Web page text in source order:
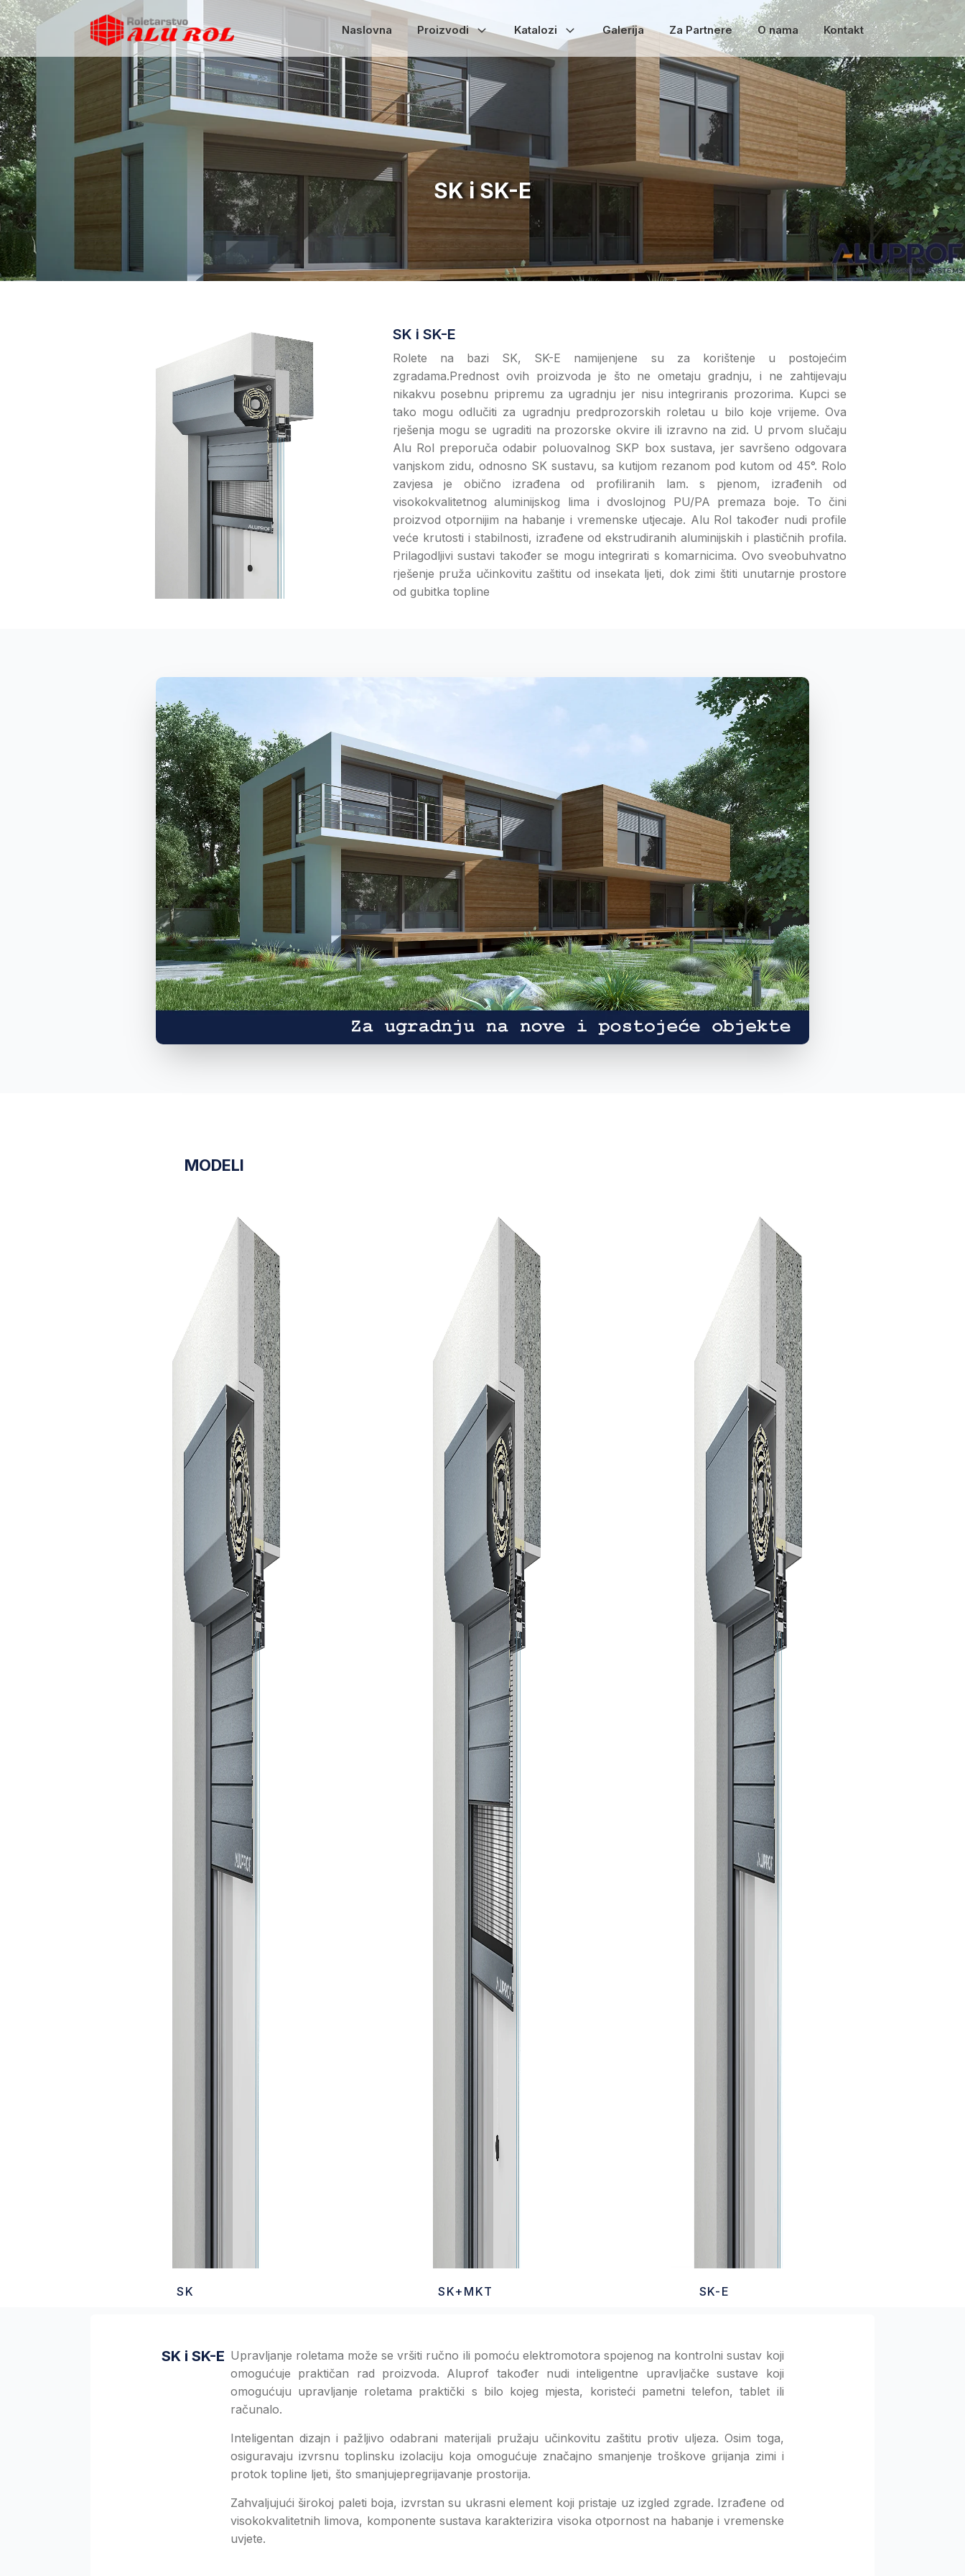
Naslovna Proizvodi Katalozi Galerija Za Partnere O nama Kontakt
SK i SK-E
SK i SK-E
Rolete na bazi SK, SK-E namijenjene su za korištenje u postojećim
zgradama.Prednost ovih proizvoda je što ne ometaju gradnju, i ne zahtijevaju
nikakvu posebnu pripremu za ugradnju jer nisu integriranis prozorima. Kupci se
tako mogu odlučiti za ugradnju predprozorskih roletau u bilo koje vrijeme. Ova
rješenja mogu se ugraditi na prozorske okvire ili izravno na zid. U prvom slučaju
Alu Rol preporuča odabir poluovalnog SKP box sustava, jer savršeno odgovara
vanjskom zidu, odnosno SK sustavu, sa kutijom rezanom pod kutom od 45°. Rolo
zavjesa je obično izrađena od profiliranih lam. s pjenom, izrađenih od
visokokvalitetnog aluminijskog lima i dvoslojnog PU/PA premaza boje. To čini
proizvod otpornijim na habanje i vremenske utjecaje. Alu Rol također nudi profile
veće krutosti i stabilnosti, izrađene od ekstrudiranih aluminijskih i plastičnih profila.
Prilagodljivi sustavi također se mogu integrirati s komarnicima. Ovo sveobuhvatno
rješenje pruža učinkovitu zaštitu od insekata ljeti, dok zimi štiti unutarnje prostore
od gubitka topline
MODELI
SK SK+MKT SK-E
SK i SK-E Upravljanje roletama može se vršiti ručno ili pomoću elektromotora spojenog na kontrolni sustav koji
omogućuje praktičan rad proizvoda. Aluprof također nudi inteligentne upravljačke sustave koji
omogućuju upravljanje roletama praktički s bilo kojeg mjesta, koristeći pametni telefon, tablet ili
računalo.
Inteligentan dizajn i pažljivo odabrani materijali pružaju učinkovitu zaštitu protiv uljeza. Osim toga,
osiguravaju izvrsnu toplinsku izolaciju koja omogućuje značajno smanjenje troškove grijanja zimi i
protok topline ljeti, što smanjujepregrijavanje prostorija.
Zahvaljujući širokoj paleti boja, izvrstan su ukrasni element koji pristaje uz izgled zgrade. Izrađene od
visokokvalitetnih limova, komponente sustava karakterizira visoka otpornost na habanje i vremenske
uvjete.